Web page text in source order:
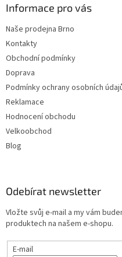
Informace pro vás
Naše prodejna Brno
Kontakty
Obchodní podmínky
Doprava
Podmínky ochrany osobních
Reklamace
Hodnocení obchodu
Velkoobchod
Blog
Odebírat newsletter
Vložte svůj e-mail a my vám
produktech na našem e-shopu.
E-mail